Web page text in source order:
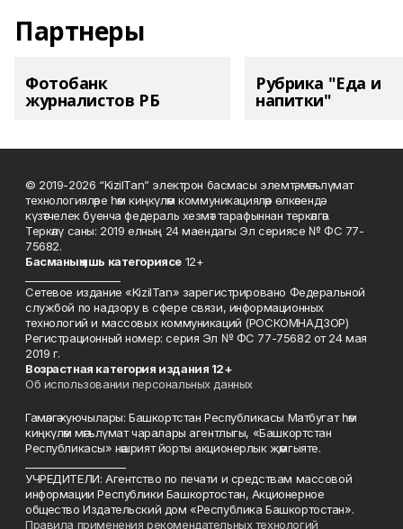
Партнеры
Фотобанк
журналистов РБ
Рубрика "Еда и
напитки"
© 2019-2026 “KizilTan” электрон басмасы элемтә, мәгълүмат
технологияләре һәм киңкүләм коммуникацияләр өлкәсендә
күзәтчелек буенча федераль хезмәт тарафыннан теркәлгән.
Теркәлү саны: 2019 елның 24 маендагы Эл сериясе № ФС 77-
75682.
Басманың яшь категориясе12+
Сетевое издание «KizilTan» зарегистрировано Федеральной
службой по надзору в сфере связи, информационных
технологий и массовых коммуникаций (РОСКОМНАДЗОР)
Регистрационный номер: серия Эл № ФС 77-75682 от 24 мая
2019 г.
Возрастная категория издания 12+
Об использовании персональных данных
Гамәлгә куючылары: Башкортстан Республикасы Матбугат һәм
киңкүләм мәгълүмат чаралары агентлыгы, «Башкортстан
Республикасы» нәшрият йорты акционерлык җәмгыяте.
УЧРЕДИТЕЛИ: Агентство по печати и средствам массовой
информации Республики Башкортостан, Акционерное
общество Издательский дом «Республика Башкортостан».
Правила применения рекомендательных технологий